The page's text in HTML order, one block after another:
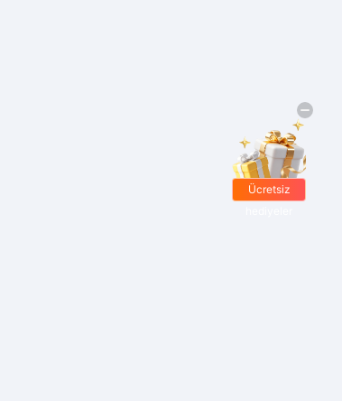
Ücretsiz